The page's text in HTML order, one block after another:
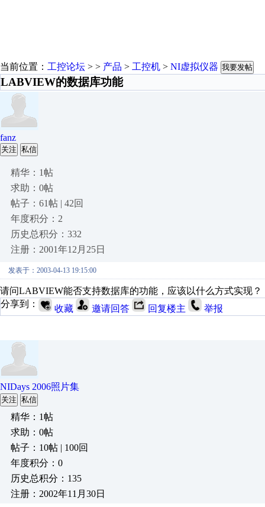
当前位置： 工控论坛 > > 产品 > 工控机 > NI虚拟仪器 我要发帖
LABVIEW的数据库功能
fanz
关注 私信
精华：1帖
求助：0帖
帖子：61帖 | 42回
年度积分：2
历史总积分：332
注册：2001年12月25日
发表于：2003-04-13 19:15:00
请问LABVIEW能否支持数据库的功能，应该以什么方式实现？
分享到：
收藏 邀请回答 回复楼主 举报
NIDays 2006照片集
关注 私信
精华：1帖
求助：0帖
帖子：10帖 | 100回
年度积分：0
历史总积分：135
注册：2002年11月30日